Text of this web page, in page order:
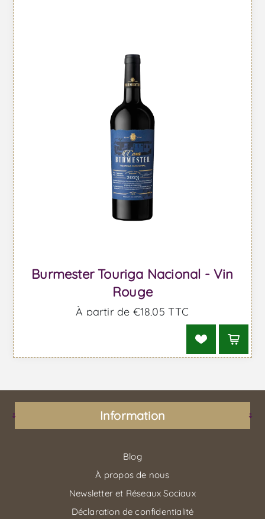
Burmester Touriga Nacional - Vin
Rouge
À partir de €18,05 TTC
Information
Blog
À propos de nous
Newsletter et Réseaux Sociaux
Déclaration de confidentialité